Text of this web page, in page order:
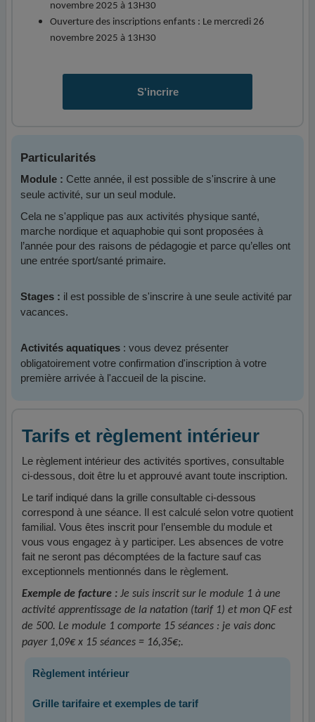
novembre 2025 à 13H30
Ouverture des inscriptions enfants : Le mercredi 26
novembre 2025 à 13H30
S'incrire
Particularités
Module : Cette année, il est possible de s'inscrire à une
seule activité, sur un seul module.
Cela ne s'applique pas aux activités physique santé,
marche nordique et aquaphobie qui sont proposées à
l’année pour des raisons de pédagogie et parce qu’elles ont
une entrée sport/santé primaire.
Stages : il est possible de s'inscrire à une seule activité par
vacances.
Activités aquatiques: vous devez présenter
obligatoirement votre confirmation d'inscription à votre
première arrivée à l'accueil de la piscine.
Tarifs et règlement intérieur
Le règlement intérieur des activités sportives, consultable
ci-dessous, doit être lu et approuvé avant toute inscription.
Le tarif indiqué dans la grille consultable ci-dessous
correspond à une séance. Il est calculé selon votre quotient
familial. Vous êtes inscrit pour l’ensemble du module et
vous vous engagez à y participer. Les absences de votre
fait ne seront pas décomptées de la facture sauf cas
exceptionnels mentionnés dans le règlement.
Exemple de facture :Je suis inscrit sur le module 1 à une
activité apprentissage de la natation (tarif 1) et mon QF est
de 500. Le module 1 comporte 15 séances : je vais donc
payer 1,09€ x 15 séances = 16,35€;.
Règlement intérieur
Grille tarifaire et exemples de tarif